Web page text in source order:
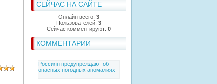
СЕЙЧАС НА САЙТЕ
Онлайн всего: 3
Пользователей: 3
Сейчас комментируют: 0
КОММЕНТАРИИ
Россиян предупреждают об
опасных погодных аномалиях